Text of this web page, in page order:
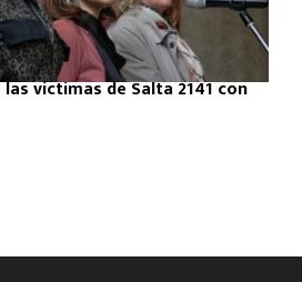
víctimas de Salta 2141 con